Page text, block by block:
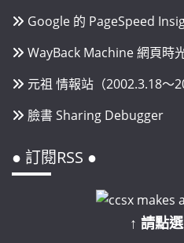
Google 的 PageSpeed
WayBack Machine 網頁時
元祖 情報站（2002.3.18～
臉書 Sharing Debugger
● 訂閱RSS ●
↑ 請點